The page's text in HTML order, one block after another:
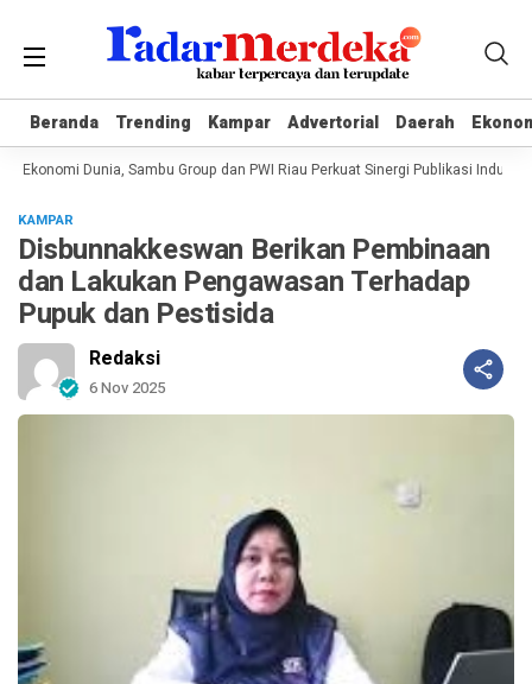
Beranda Trending Kampar Advertorial Daerah
Beranda Trending Kampar Advertorial Daerah
Ekonomi Dunia, Sambu Group dan PWI Riau Perkuat Sinergi Publikasi Industri
KAMPAR
Disbunnakkeswan Berikan Pembinaan
dan Lakukan Pengawasan Terhadap
Pupuk dan Pestisida
Redaksi
6 Nov 2025